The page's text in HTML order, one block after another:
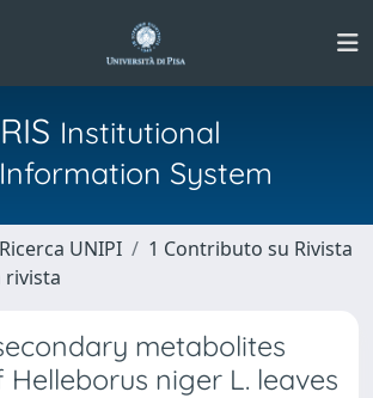
Institutional
System
UNIPI
1 Contributo su Rivista
rivista
metabolites
niger L. leaves